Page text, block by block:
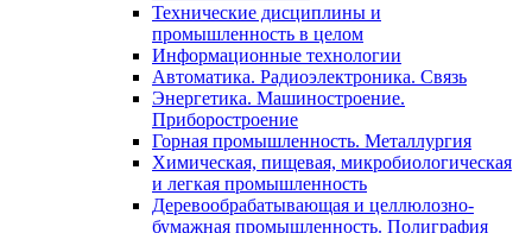
Технические дисциплины и
промышленность в целом
Информационные технологии
Автоматика. Радиоэлектроника. Связь
Энергетика. Машиностроение.
Приборостроение
Горная промышленность. Металлургия
Химическая, пищевая, микробиологическая
и легкая промышленность
Деревообрабатывающая и целлюлозно-
бумажная промышленность. Полиграфия